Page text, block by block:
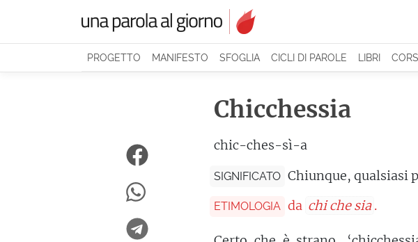
PROGETTO MANIFESTO SFOGLIA CICLI DI PAROLE LIBRI
Chicchessia
chic-ches-sì-a
SIGNIFICATO Chiunque, qualsiasi
ETIMOLOGIA da chi che sia .